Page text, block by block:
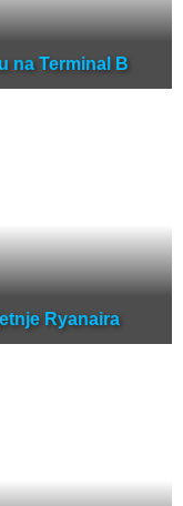
na Terminal B
Ryanaira